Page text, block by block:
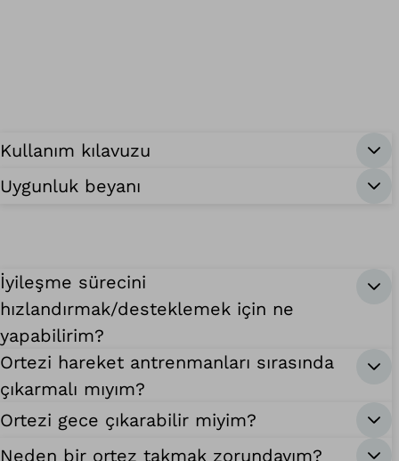
Kullanım kılavuzu
Uygunluk beyanı
İyileşme sürecini
hızlandırmak/desteklemek için ne
yapabilirim?
Ortezi hareket antrenmanları sırasında
çıkarmalı mıyım?
Ortezi gece çıkarabilir miyim?
Neden bir ortez takmak zorundayım?